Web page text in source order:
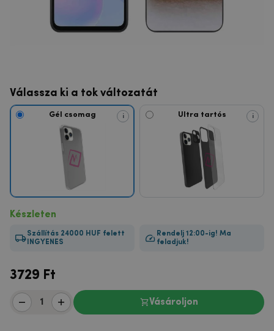
Válassza ki a tok változatát
Gél csomag i Ultra tartós i
Készleten
Szállítás 24000 HUF felett
INGYENES
Rendelj 12:00-ig! Ma
feladjuk!
3729 Ft
Vásároljon